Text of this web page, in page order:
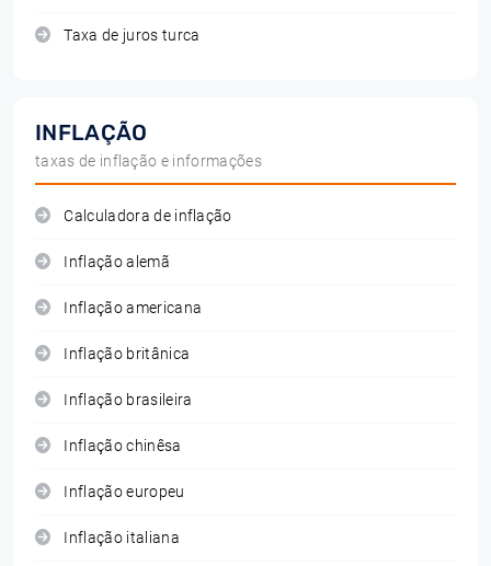
Taxa de juros turca
INFLAÇÃO
taxas de inflação e informações
Calculadora de inflação
Inflação alemã
Inflação americana
Inflação britânica
Inflação brasileira
Inflação chinêsa
Inflação europeu
Inflação italiana